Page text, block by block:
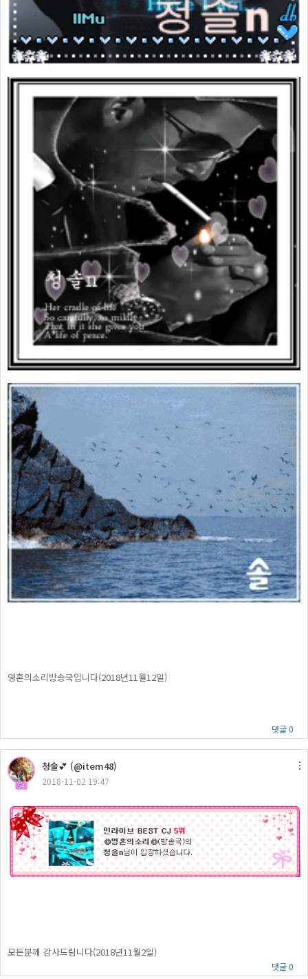
영혼의소리방송국입니다(2018년11월12일)
댓글 0
54
청솔💕 (@item48)
2018-11-02 19:47
모든분께 감사드림니다(2018년11월2일)
댓글 0